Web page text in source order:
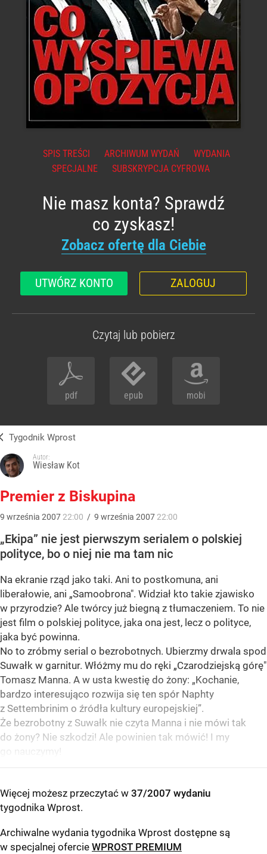
SPIS TREŚCI ARCHIWUM WYDAŃ
WYDANIA
SPECJALNE
SUBSKRYPCJA CYFROWA
Nie masz konta? Sprawdź
co zyskasz!
Zobacz ofertę dla Ciebie
UTWÓRZ KONTO ZALOGUJ
Czytaj lub pobierz
pdf epub mobi
Tygodnik Wprost
Autor:
Wiesław Kot
Premier z Biskupina
9 września 2007 22:00 / 9 września 2007 22:00
„Ekipa” nie jest pierwszym serialem o polskiej
polityce, bo o niej nie ma tam nic
Na ekranie rząd jako taki. Ani to postkomuna, ani
liberałowie, ani „Samoobrona". Widział kto takie zjawisko
w przyrodzie? Ale twórcy już biegną z tłumaczeniem. To nie
jest film o polskiej polityce, jaka ona jest, lecz o polityce,
jaka być powinna.
No to zróbmy serial o bezrobotnych. Ubierzmy drwala spod
Suwałk w garnitur. Włóżmy mu do ręki „Czarodziejską górę"
Tomasz Manna. A w usta kwestię do żony: „Kochanie,
bardzo interesująco rozwija się ten spór Naphty
z Settembrinim o źródła kultury europejskiej”.
Że bezrobotny z Suwałk nie czyta Manna i nie mówi tak
do żony? Nie szkodzi! Ale powinien tak mówić! I my
go nauczymy!
Więcej możesz przeczytać w 37/2007 wydaniu
tygodnika Wprost.
Archiwalne wydania tygodnika Wprost dostępne są
w specjalnej ofercie WPROST PREMIUM